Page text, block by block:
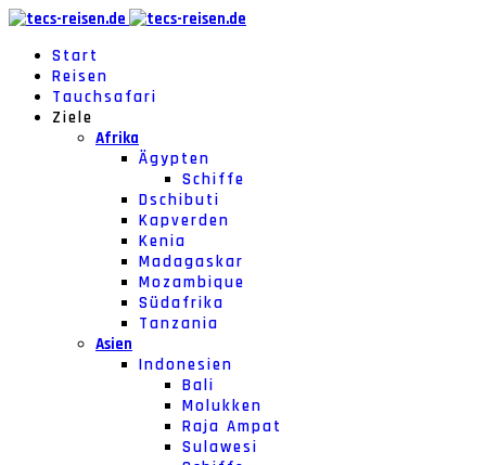
Start
Reisen
Tauchsafari
Ziele
Afrika
Ägypten
Schiffe
Dschibuti
Kapverden
Kenia
Madagaskar
Mozambique
Südafrika
Tanzania
Asien
Indonesien
Bali
Molukken
Raja Ampat
Sulawesi